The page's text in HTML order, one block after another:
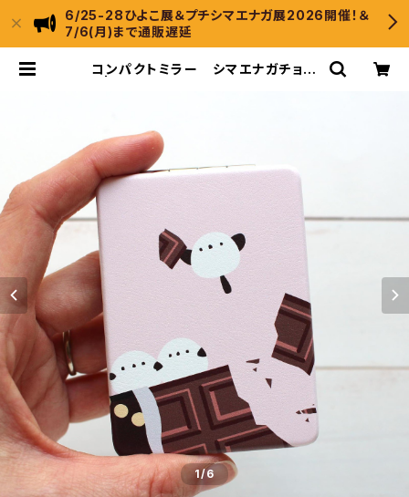
6/25-28ひよこ展＆プチシマエナガ展2026開催！＆
7/6(月)まで通販遅延
コンパクトミラー シマエナガチョコ
1/6